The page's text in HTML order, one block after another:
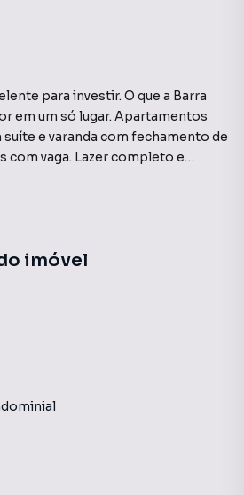
para investir. O que a Barra
em um só lugar. Apartamentos
e varanda com fechamento de
com vaga. Lazer completo e
sujeitos a alteração sem aviso
imóvel